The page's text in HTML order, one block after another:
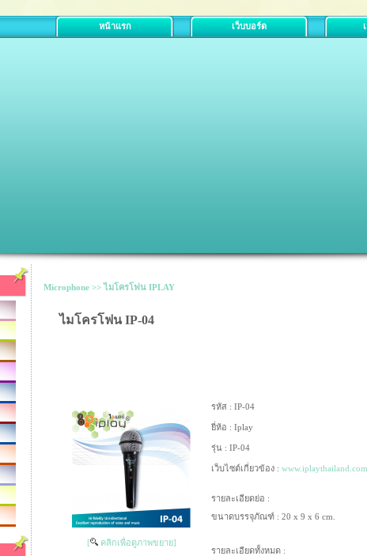
หน้าแรก เว็บบอร์ด
Microphone >> ไมโครโฟน IPLAY
ไมโครโฟน IP-04
[ คลิกเพื่อดูภาพขยาย]
รหัส : IP-04
ยี่ห้อ : Iplay
รุ่น : IP-04
เว็บไซต์เกี่ยวข้อง : www.iplaythailand.com
รายละเอียดย่อ :
ขนาดบรรจุภัณฑ์ : 20 x 9 x 6 cm.
รายละเอียดทั้งหมด :